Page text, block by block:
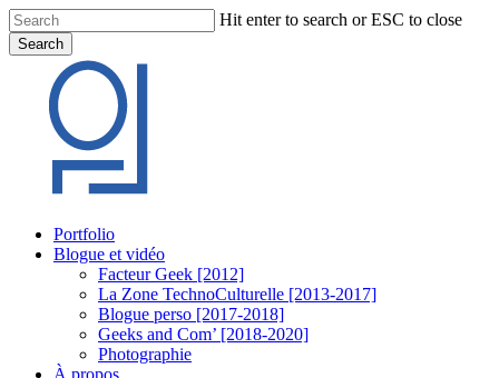
Skip
to
main
content
Hit enter to search or ESC to close
Search
Search
Menu
Portfolio
Blogue et vidéo
Facteur Geek [2012]
La Zone TechnoCulturelle [2013-2017]
Blogue perso [2017-2018]
Geeks and Com’ [2018-2020]
Photographie
À propos